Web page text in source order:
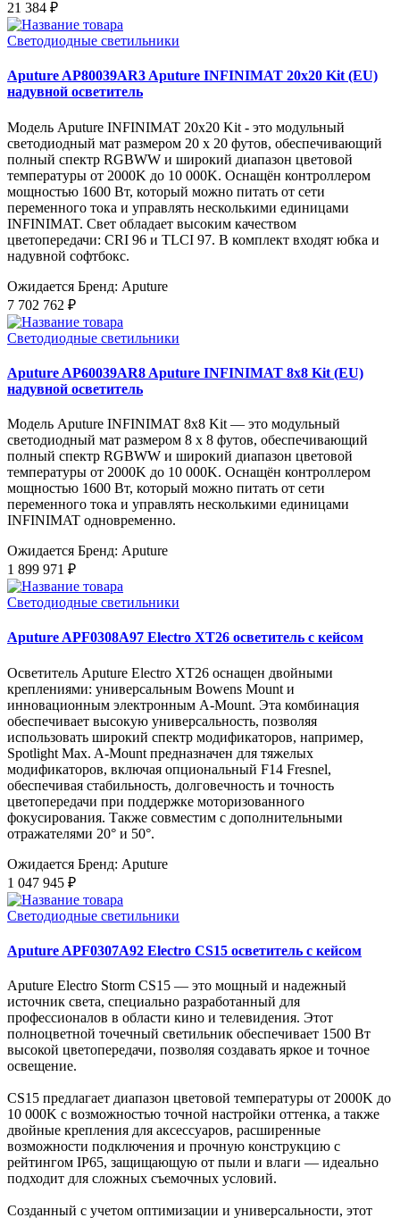
21 384 ₽
Светодиодные светильники
Aputure AP80039AR3 Aputure INFINIMAT 20x20 Kit (EU)
надувной осветитель
Модель Aputure INFINIMAT 20x20 Kit - это модульный
светодиодный мат размером 20 x 20 футов, обеспечивающий
полный спектр RGBWW и широкий диапазон цветовой
температуры от 2000K до 10 000K. Оснащён контроллером
мощностью 1600 Вт, который можно питать от сети
переменного тока и управлять несколькими единицами
INFINIMAT. Свет обладает высоким качеством
цветопередачи: CRI 96 и TLCI 97. В комплект входят юбка и
надувной софтбокс.
Ожидается Бренд: Aputure
7 702 762 ₽
Светодиодные светильники
Aputure AP60039AR8 Aputure INFINIMAT 8x8 Kit (EU)
надувной осветитель
Модель Aputure INFINIMAT 8x8 Kit — это модульный
светодиодный мат размером 8 x 8 футов, обеспечивающий
полный спектр RGBWW и широкий диапазон цветовой
температуры от 2000K до 10 000K. Оснащён контроллером
мощностью 1600 Вт, который можно питать от сети
переменного тока и управлять несколькими единицами
INFINIMAT одновременно.
Ожидается Бренд: Aputure
1 899 971 ₽
Светодиодные светильники
Aputure APF0308A97 Electro XT26 осветитель с кейсом
Осветитель Aputure Electro XT26 оснащен двойными
креплениями: универсальным Bowens Mount и
инновационным электронным A-Mount. Эта комбинация
обеспечивает высокую универсальность, позволяя
использовать широкий спектр модификаторов, например,
Spotlight Max. A-Mount предназначен для тяжелых
модификаторов, включая опциональный F14 Fresnel,
обеспечивая стабильность, долговечность и точность
цветопередачи при поддержке моторизованного
фокусирования. Также совместим с дополнительными
отражателями 20° и 50°.
Ожидается Бренд: Aputure
1 047 945 ₽
Светодиодные светильники
Aputure APF0307A92 Electro CS15 осветитель с кейсом
Aputure Electro Storm CS15 — это мощный и надежный
источник света, специально разработанный для
профессионалов в области кино и телевидения. Этот
полноцветной точечный светильник обеспечивает 1500 Вт
высокой цветопередачи, позволяя создавать яркое и точное
освещение.
CS15 предлагает диапазон цветовой температуры от 2000K до
10 000K с возможностью точной настройки оттенка, а также
двойные крепления для аксессуаров, расширенные
возможности подключения и прочную конструкцию с
рейтингом IP65, защищающую от пыли и влаги — идеально
подходит для сложных съемочных условий.
Созданный с учетом оптимизации и универсальности, этот